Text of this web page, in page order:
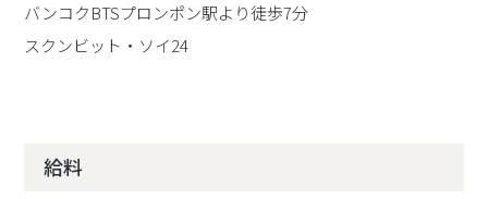
バンコクBTSプロンポン駅より徒歩7分
スクンビット・ソイ24
給料